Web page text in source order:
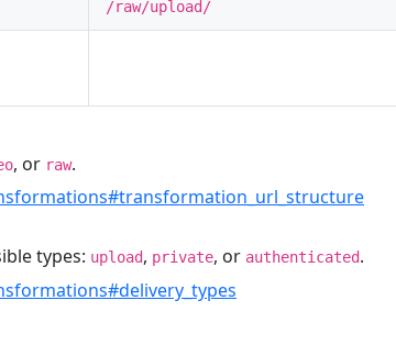
/raw/upload/
, or raw.
types: upload, private, or authenticated.